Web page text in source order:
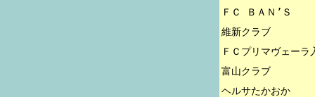
ＦＣ ＢＡＮ’Ｓ
維新クラブ
ＦＣプリマヴェーラ
富山クラブ
ヘルサたかおか